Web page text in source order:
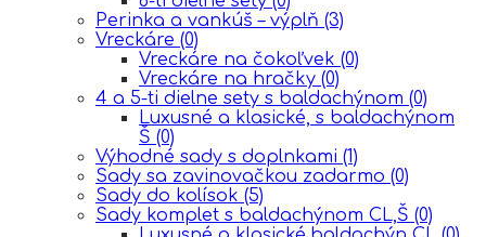
Perinka a vankúš – výplň (3)
Vreckáre (0)
Vreckáre na čokoľvek (0)
Vreckáre na hračky (0)
4 a 5-ti dielne sety s baldachýnom (0)
Luxusné a klasické, s baldachýnom
Š (0)
Výhodné sady s doplnkami (1)
Sady sa zavinovačkou zadarmo (0)
Sady do kolísok (5)
Sady komplet s baldachýnom CL,Š (0)